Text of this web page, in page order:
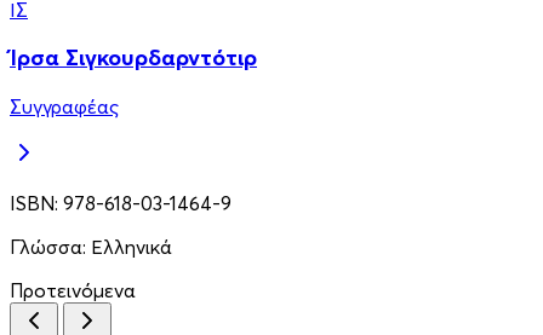
ΊΣ
Ίρσα Σιγκουρδαρντότιρ
Συγγραφέας
ISBN: 978-618-03-1464-9
Γλώσσα: Ελληνικά
Προτεινόμενα